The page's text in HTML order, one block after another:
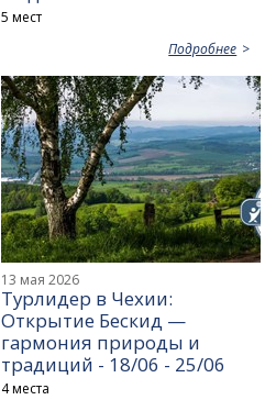
5 мест
Подробнее
13 мая 2026
Турлидер в Чехии:
Открытие Бескид —
гармония природы и
традиций - 18/06 - 25/06
4 места